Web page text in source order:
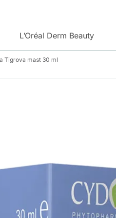
L’Oréal Derm Beauty
Tigrova mast 30 ml